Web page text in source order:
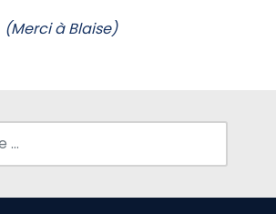
(Merci à Blaise)